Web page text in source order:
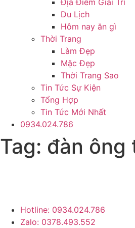
Địa Điểm Giải Trí
Du Lịch
Hôm nay ăn gì
Thời Trang
Làm Đẹp
Mặc Đẹp
Thời Trang Sao
Tin Tức Sự Kiện
Tổng Hợp
Tin Tức Mới Nhất
0934.024.786
Tag: đàn ông
Hotline: 0934.024.786
Zalo: 0378.493.552